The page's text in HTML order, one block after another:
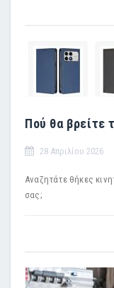
Πού θα βρείτε
28 Απριλίου 2026
Αναζητάτε θήκες
σας;